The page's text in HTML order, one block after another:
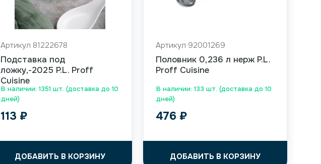
В наличии: 1351 шт. (доставка до 10
дней)
Артикул 81222678
Подставка под
ложку,-2025 P.L. Proff
Cuisine
113 ₽
ДОБАВИТЬ В КОРЗИНУ
В наличии: 133 шт. (доставка до 10
дней)
Артикул 92001269
Половник 0,236 л нерж P.L.
Proff Cuisine
476 ₽
ДОБАВИТЬ В КОРЗИНУ